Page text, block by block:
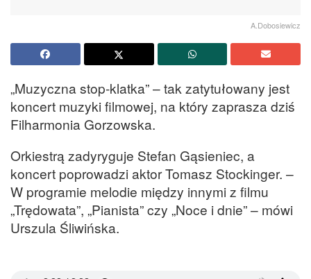
A.Dobosiewicz
„Muzyczna stop-klatka” – tak zatytułowany jest
koncert muzyki filmowej, na który zaprasza dziś
Filharmonia Gorzowska.
Orkiestrą zadyryguje Stefan Gąsieniec, a
koncert poprowadzi aktor Tomasz Stockinger. –
W programie melodie między innymi z filmu
„Trędowata”, „Pianista” czy „Noce i dnie” – mówi
Urszula Śliwińska.